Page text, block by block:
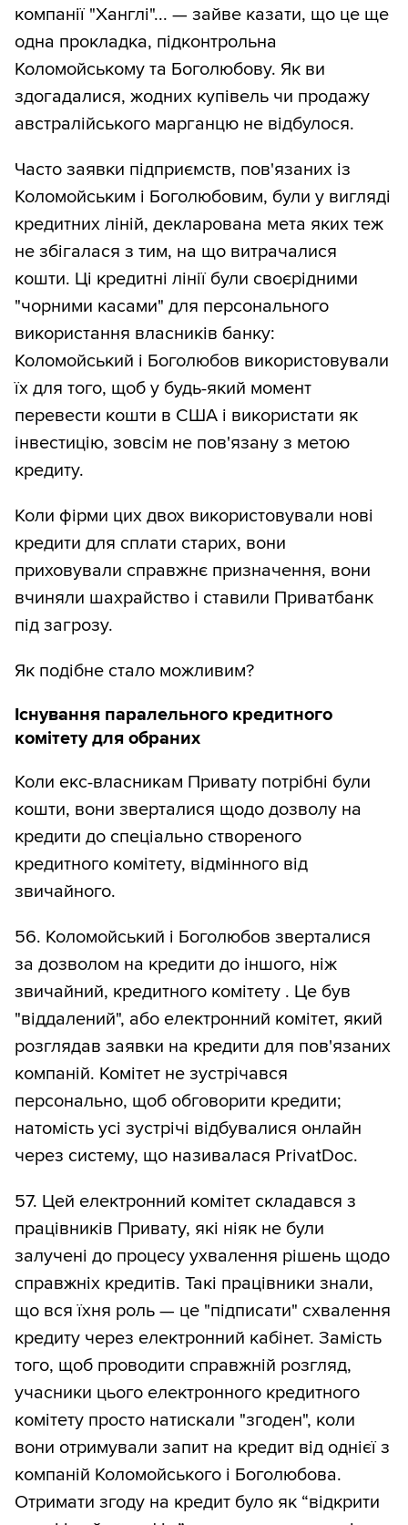
компанії "Ханглі"... — зайве казати, що це ще
одна прокладка, підконтрольна
Коломойському та Боголюбову. Як ви
здогадалися, жодних купівель чи продажу
австралійського марганцю не відбулося.
Часто заявки підприємств, пов'язаних із
Коломойським і Боголюбовим, були у вигляді
кредитних ліній, декларована мета яких теж
не збігалася з тим, на що витрачалися
кошти. Ці кредитні лінії були своєрідними
"чорними касами" для персонального
використання власників банку:
Коломойський і Боголюбов використовували
їх для того, щоб у будь-який момент
перевести кошти в США і використати як
інвестицію, зовсім не пов'язану з метою
кредиту.
Коли фірми цих двох використовували нові
кредити для сплати старих, вони
приховували справжнє призначення, вони
вчиняли шахрайство і ставили Приватбанк
під загрозу.
Як подібне стало можливим?
Існування паралельного кредитного
комітету для обраних
Коли екс-власникам Привату потрібні були
кошти, вони зверталися щодо дозволу на
кредити до спеціально створеного
кредитного комітету, відмінного від
звичайного.
56. Коломойський і Боголюбов зверталися
за дозволом на кредити до іншого, ніж
звичайний, кредитного комітету . Це був
"віддалений", або електронний комітет, який
розглядав заявки на кредити для пов'язаних
компаній. Комітет не зустрічався
персонально, щоб обговорити кредити;
натомість усі зустрічі відбувалися онлайн
через систему, що називалася PrivatDoc.
57. Цей електронний комітет складався з
працівників Привату, які ніяк не були
залучені до процесу ухвалення рішень щодо
справжніх кредитів. Такі працівники знали,
що вся їхня роль — це "підписати" схвалення
кредиту через електронний кабінет. Замість
того, щоб проводити справжній розгляд,
учасники цього електронного кредитного
комітету просто натискали "згоден", коли
вони отримували запит на кредит від однієї з
компаній Коломойського і Боголюбова.
Отримати згоду на кредит було як “відкрити